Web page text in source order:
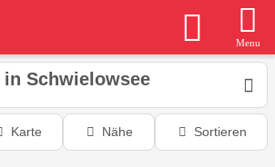
Menu
in Schwielowsee
Karte Nähe Sortieren